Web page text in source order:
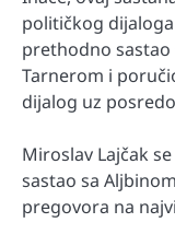
političkog
prethodno sastao
Tarnerom i
dijalog uz
Miroslav Lajčak
sastao sa
pregovora na